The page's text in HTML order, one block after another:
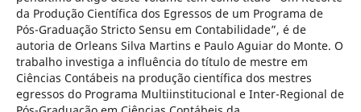
da Produção Científica dos Egressos de um Programa de
Pós-Graduação Stricto Sensu em Contabilidade”, é de
autoria de Orleans Silva Martins e Paulo Aguiar do Monte. O
trabalho investiga a influência do título de mestre em
Ciências Contábeis na produção científica dos mestres
egressos do Programa Multiinstitucional e Inter-Regional de